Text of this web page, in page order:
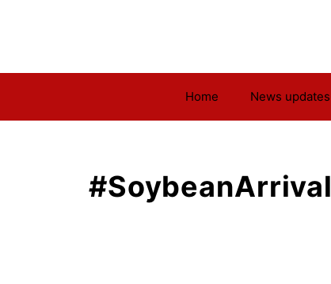
Home News updates
#SoybeanArrival